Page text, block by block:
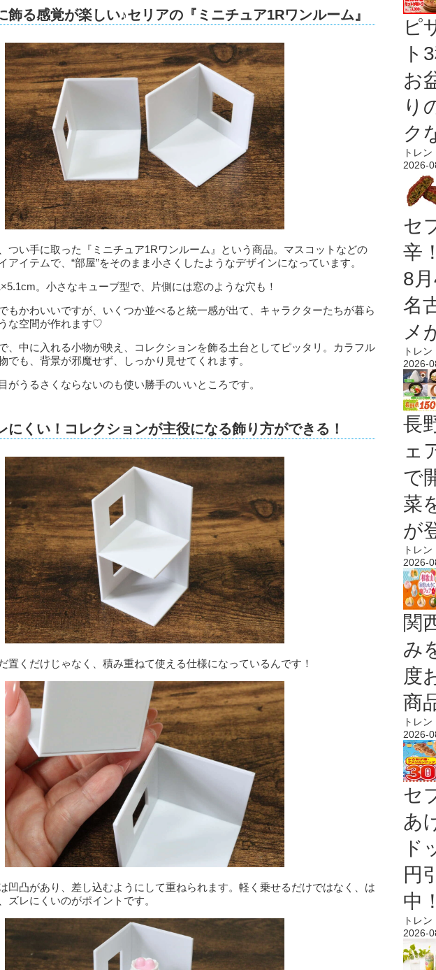
飾る感覚が楽しい♪セリアの『ミニチュア1Rワンルーム』
つい手に取った『ミニチュア1Rワンルーム』という商品。マスコットなどの
アイテムで、“部屋”をそのまま小さくしたようなデザインになっています。
。小さなキューブ型で、片側には窓のような穴も！
もかわいいですが、いくつか並べると統一感が出て、キャラクターたちが暮ら
な空間が作れます♡
、中に入れる小物が映え、コレクションを飾る土台としてピッタリ。カラフル
でも、背景が邪魔せず、しっかり見せてくれます。
がうるさくならないのも使い勝手のいいところです。
にくい！コレクションが主役になる飾り方ができる！
置くだけじゃなく、積み重ねて使える仕様になっているんです！
凹凸があり、差し込むようにして重ねられます。軽く乗せるだけではなく、は
ズレにくいのがポイントです。
ピ
ト
お
り
ク
トレン
2026-
セ
辛
8
名
メ
トレン
2026-
長
ェ
で
菜
が
トレン
2026-
関
み
度
商
トレン
2026-
セ
あ
ド
円
中！
トレン
2026-